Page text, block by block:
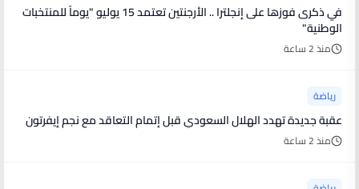
في ذكرى فوزها على إنجلترا .. الأرجنتين تعتمد 15 يوليو "يوماً للمنتخبات
الوطنية"
منذ 2 ساعة
رياضة
عقبة جديدة تهدد الهلال السعودي قبل إتمام التعاقد مع نجم إيفرتون
منذ 2 ساعة